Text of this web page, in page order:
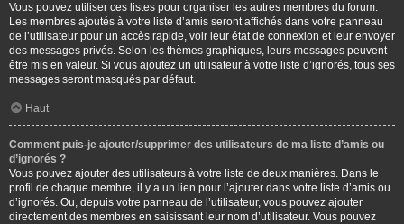
Vous pouvez utiliser ces listes pour organiser les autres membres du forum.
Les membres ajoutés à votre liste d’amis seront affichés dans votre panneau
de l’utilisateur pour un accès rapide, voir leur état de connexion et leur envoyer
des messages privés. Selon les thèmes graphiques, leurs messages peuvent
être mis en valeur. Si vous ajoutez un utilisateur à votre liste d’ignorés, tous ses
messages seront masqués par défaut.
Haut
Comment puis-je ajouter/supprimer des utilisateurs de ma liste d’amis ou
d’ignorés ?
Vous pouvez ajouter des utilisateurs à votre liste de deux manières. Dans le
profil de chaque membre, il y a un lien pour l’ajouter dans votre liste d’amis ou
d’ignorés. Ou, depuis votre panneau de l’utilisateur, vous pouvez ajouter
directement des membres en saisissant leur nom d’utilisateur. Vous pouvez